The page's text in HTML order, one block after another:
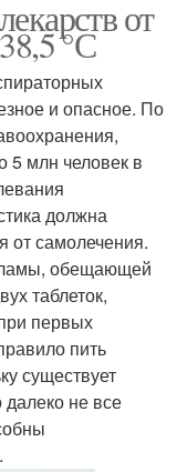
от
°С
и опасное. По
5 млн человек в
должна
от самолечения.
обещающей
таблеток,
первых
пить
существует
далеко не все